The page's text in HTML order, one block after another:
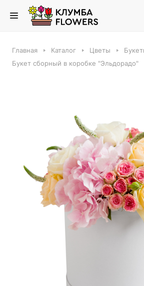
Главная Каталог Цветы
Букет сборный в коробке "Эльдорадо"